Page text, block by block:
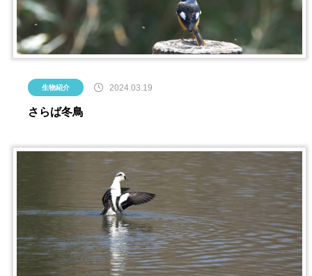
生物紹介 2024.03.19
さらば冬鳥